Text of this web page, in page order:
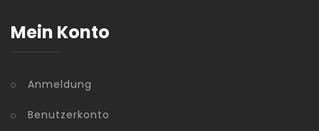
Mein Konto
Anmeldung
Benutzerkonto